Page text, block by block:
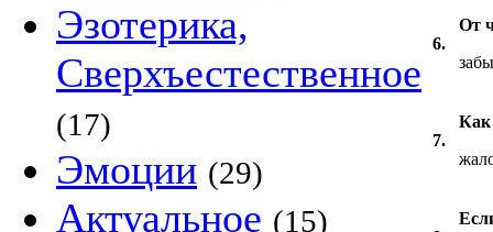
Эзотерика,
Сверхъестественное
(17)
Эмоции (29)
Актуальное (15)
6.
От
7.
Как